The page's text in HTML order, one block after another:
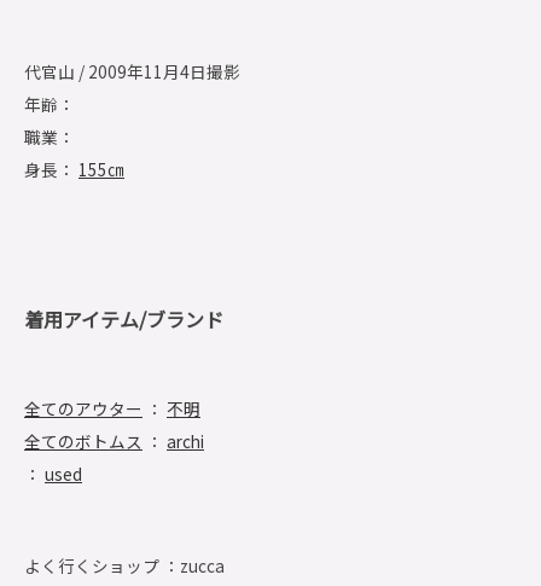
代官山 / 2009年11月4日撮影
年齢：
職業：
身長： 155㎝
着用アイテム/ブランド
全てのアウター ： 不明
全てのボトムス ： archi
： used
よく行くショップ ： zucca